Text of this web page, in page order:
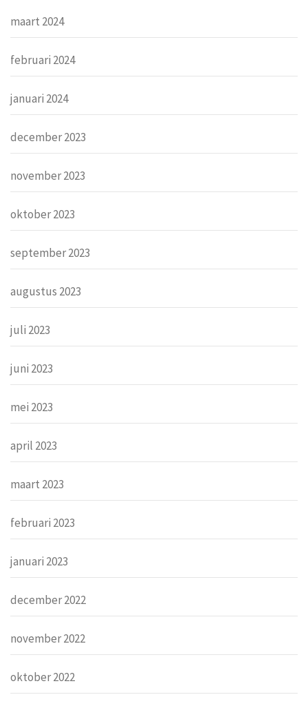
maart 2024
februari 2024
januari 2024
december 2023
november 2023
oktober 2023
september 2023
augustus 2023
juli 2023
juni 2023
mei 2023
april 2023
maart 2023
februari 2023
januari 2023
december 2022
november 2022
oktober 2022